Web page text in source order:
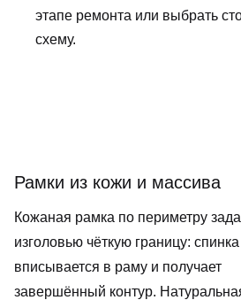
этапе ремонта или выбрать
схему.
Рамки из кожи и массива
Кожаная рамка по периметру
изголовью чёткую границу: спинка
вписывается в раму и получает
завершённый контур.